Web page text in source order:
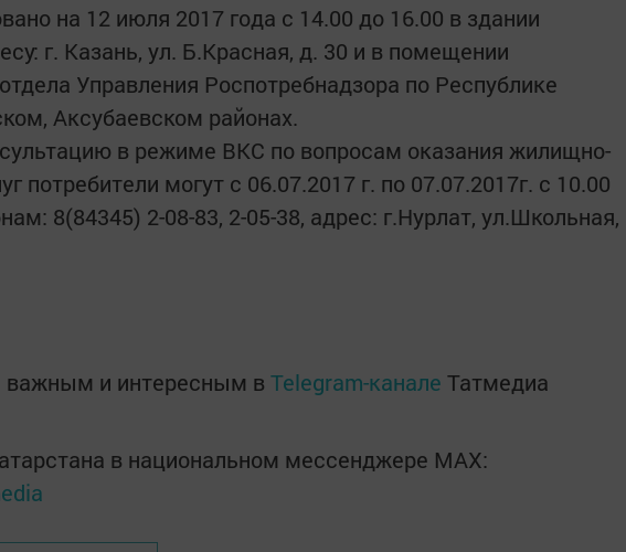
на 12 июля 2017 года с 14.00 до 16.00 в здании
г. Казань, ул. Б.Красная, д. 30 и в помещении
Управления Роспотребнадзора по Республике
Аксубаевском районах.
в режиме ВКС по вопросам оказания жилищно-
потребители могут с 06.07.2017 г. по 07.07.2017г. с 10.00
8(84345) 2-08-83, 2-05-38, адрес: г.Нурлат, ул.Школьная,
и интересным в Telegram-канале Татмедиа
в национальном мессенджере MАХ: